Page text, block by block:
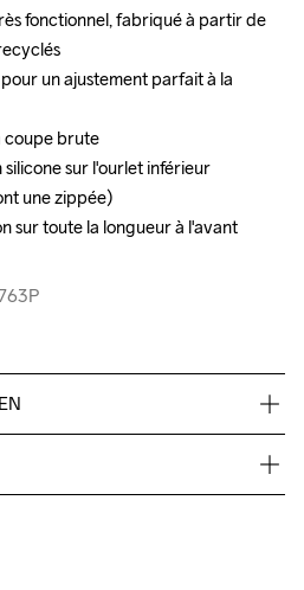
fonctionnel, fabriqué à partir de
un ajustement parfait à la
coupe brute
sur l'ourlet inférieur
une zippée)
sur toute la longueur à l'avant
fonctionnel, fabriqué à partir de
un ajustement parfait à la
coupe brute
sur l'ourlet inférieur
une zippée)
sur toute la longueur à l'avant